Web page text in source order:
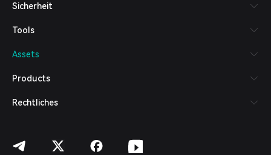
Deutsch
繁體中文
Bahasa Indonesia
हिन्दी
Español (Argentina)
Sicherheit
Tools
Assets
Products
Rechtliches